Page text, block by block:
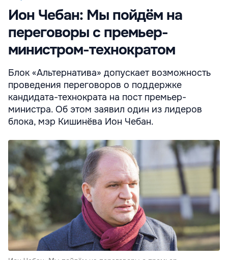
Ион Чебан: Мы пойдём на
переговоры с премьер-
министром-технократом
Блок «Альтернатива» допускает возможность
проведения переговоров о поддержке
кандидата-технократа на пост премьер-
министра. Об этом заявил один из лидеров
блока, мэр Кишинёва Ион Чебан.